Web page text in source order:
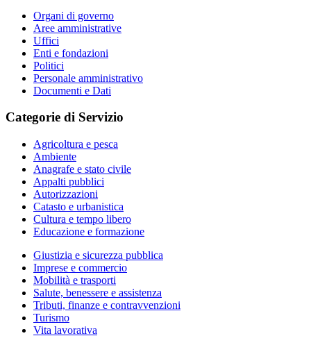
Organi di governo
Aree amministrative
Uffici
Enti e fondazioni
Politici
Personale amministrativo
Documenti e Dati
Categorie di Servizio
Agricoltura e pesca
Ambiente
Anagrafe e stato civile
Appalti pubblici
Autorizzazioni
Catasto e urbanistica
Cultura e tempo libero
Educazione e formazione
Giustizia e sicurezza pubblica
Imprese e commercio
Mobilità e trasporti
Salute, benessere e assistenza
Tributi, finanze e contravvenzioni
Turismo
Vita lavorativa